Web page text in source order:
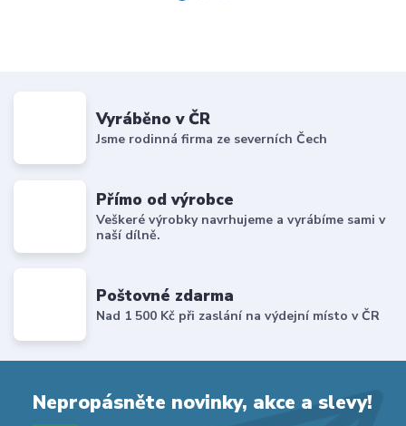
Vyráběno v ČR
Jsme rodinná firma ze severních Čech
Přímo od výrobce
Veškeré výrobky navrhujeme a vyrábíme sami v
naší dílně.
Poštovné zdarma
Nad 1 500 Kč při zaslání na výdejní místo v ČR
Nepropásněte novinky, akce a slevy!